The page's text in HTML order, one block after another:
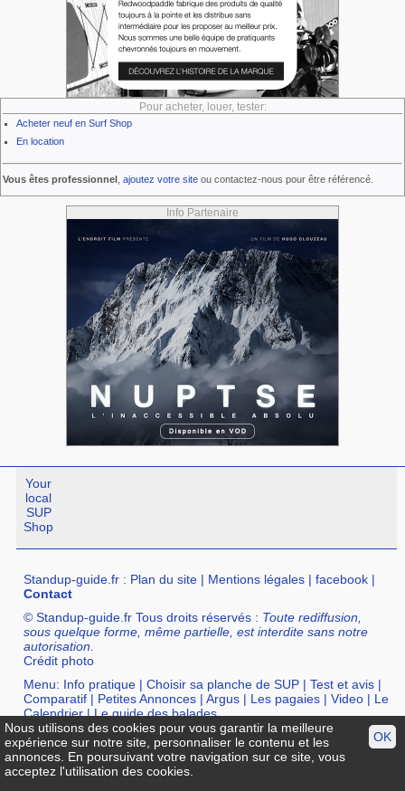
Pour acheter, louer, tester:
Acheter neuf en Surf Shop
En location
Vous êtes professionnel ajoutez votre site ou contactez-nous pour être référencé.
Info Partenaire
Your
local
SUP
Shop
Standup-guide.fr : Plan du site | Mentions légales |facebook |
Contact
© Standup-guide.fr Tous droits réservés : Toute rediffusion,
sous quelque forme, même partielle, est interdite sans notre
autorisation.
Crédit photo
Menu: Info pratique |Choisir sa planche de SUP |Test et avis |
Comparatif | Petites Annonces |Argus | Les pagaies |Video | Le
Calendrier|Le guide des balades
Annuaire : SurfShop et Magasins pour acheter un SUP
Points
Location de SUP|Ecole de SUP
OK
Nous utilisons des cookies pour vous garantir la meilleure
expérience sur notre site, personnaliser le contenu et les
annonces. En poursuivant votre navigation sur ce site, vous
acceptez l'utilisation des cookies.